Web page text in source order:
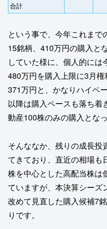
合計
という事で、今年これま
15銘柄、410万円の購入と
していた様に、個人的に
480万円を購入上限に3月
371万円と、かなりハイペ
以降は購入ペースも落ち着
動産100株のみの購入となっ
そんななか、残りの成長投
てきており、直近の相場も
株を中心とした高配当株は
ていますが、本決算シーズ
改めて見直した購入候補7
りです。